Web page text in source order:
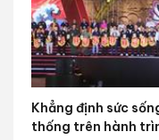
Khẳng định sức
thống trên hành